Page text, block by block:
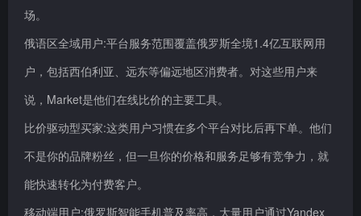
场。
俄语区全域用户:平台服务范围覆盖俄罗斯全境1.4亿互联网用
户，包括西伯利亚、远东等偏远地区消费者。对这些用户来
说，Market是他们在线比价的主要工具。
比价驱动型买家:这类用户习惯在多个平台对比后再下单。他们
不是你的品牌粉丝，但一旦你的价格和服务足够有竞争力，就
能快速转化为付费客户。
移动端用户:俄罗斯智能手机普及率高，大量用户通过Yandex